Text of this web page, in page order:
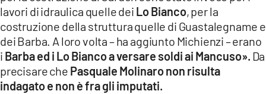
lavori di idraulica quelle dei Lo Bianco, per la
costruzione della struttura quelle di Guastalegname e
dei Barba. A loro volta – ha aggiunto Michienzi – erano
i Barba ed i Lo Bianco a versare soldi ai Mancuso». Da
precisare che Pasquale Molinaro non risulta
indagato e non è fra gli imputati.